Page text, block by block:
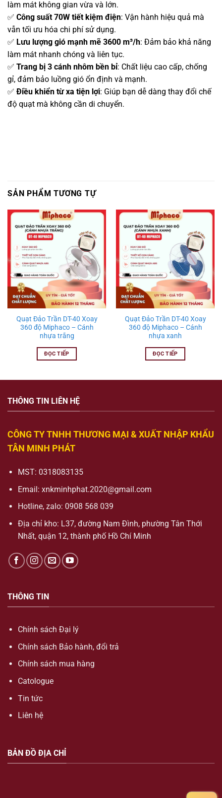
làm mát không gian vừa và lớn.
✅ Công suất 70W tiết kiệm điện: Vận hành hiệu quả mà
vẫn tối ưu hóa chi phí sử dụng.
✅ Lưu lượng gió mạnh mẽ 3600 m³/h: Đảm bảo khả năng
làm mát nhanh chóng và liên tục.
✅ Trang bị 3 cánh nhôm bền bỉ: Chất liệu cao cấp, chống
gỉ, đảm bảo luồng gió ổn định và mạnh.
✅ Điều khiển từ xa tiện lợi: Giúp bạn dễ dàng thay đổi chế
độ quạt mà không cần di chuyển.
SẢN PHẨM TƯƠNG TỰ
Quạt Đảo Trần DT-40 Xoay
360 độ Miphaco – Cánh
nhựa trắng
ĐỌC TIẾP
Quạt Đảo Trần DT-40 Xoay
360 độ Miphaco – Cánh
nhựa xanh
ĐỌC TIẾP
THÔNG TIN LIÊN HỆ
CÔNG TY TNHH THƯƠNG MẠI & XUẤT NHẬP KHẨU
TÂN MINH PHÁT
MST: 0318083135
Email: xnkminhphat.2020@gmail.com
Hotline, zalo: 0908 568 039
Địa chỉ kho: L37, đường Nam Đình, phường Tân Thới
Nhất, quận 12, thành phố Hồ Chí Minh
THÔNG TIN
Chính sách Đại lý
Chính sách Bảo hành, đổi trả
Chính sách mua hàng
Catologue
Tin tức
Liên hệ
BẢN ĐỒ ĐỊA CHỈ